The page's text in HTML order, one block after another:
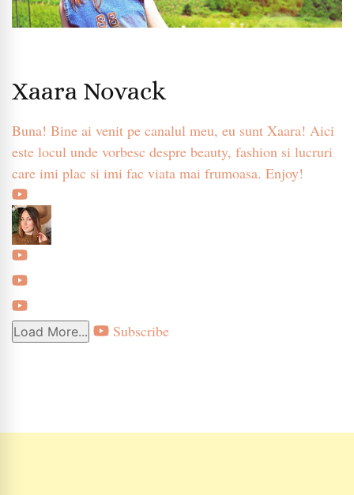
Xaara Novack
Buna! Bine ai venit pe canalul meu, eu sunt Xaara! Aici
este locul unde vorbesc despre beauty, fashion si lucruri
care imi plac si imi fac viata mai frumoasa. Enjoy!
Load More... Subscribe